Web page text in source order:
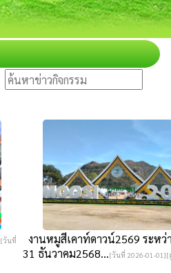
[วันที่
งานหมูสีเคาท์ดาวน์2569 ระหว่
31 ธันวาคม2568...[วันที่ 2026-01-01][